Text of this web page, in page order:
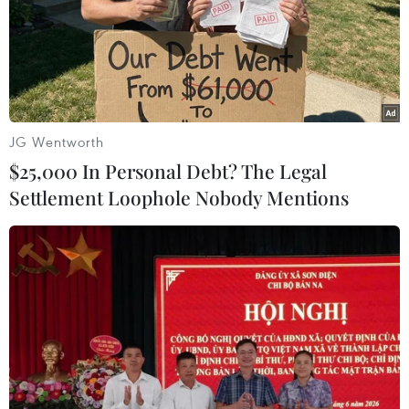
Nhận định Singapore vs
Indonesia (20h ngày 7/8):
Cuộc quyết đấu giành tấm
vé bán kết duy nhất
Cục diện ASEAN Cup: Việt
Nam quyết giành ngôi đầu,
Thái Lan vẫn có thể bị loại
07/08/2026 02:29
Lịch thi đấu ASEAN Cup
2026 ngày 7/8: Việt Nam
hướng đến ngôi đầu
07/08/2026 00:07
Công Phượng gặp thử
thách lớn trong ngày tái
xuất V-League 2026/27
06/08/2026 11:49
JG Wentworth
$25,000 In Personal Debt? The Legal
Settlement Loophole Nobody Mentions